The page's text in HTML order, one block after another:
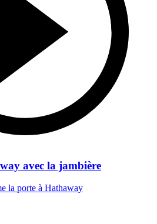
avec la jambière
la porte à Hathaway